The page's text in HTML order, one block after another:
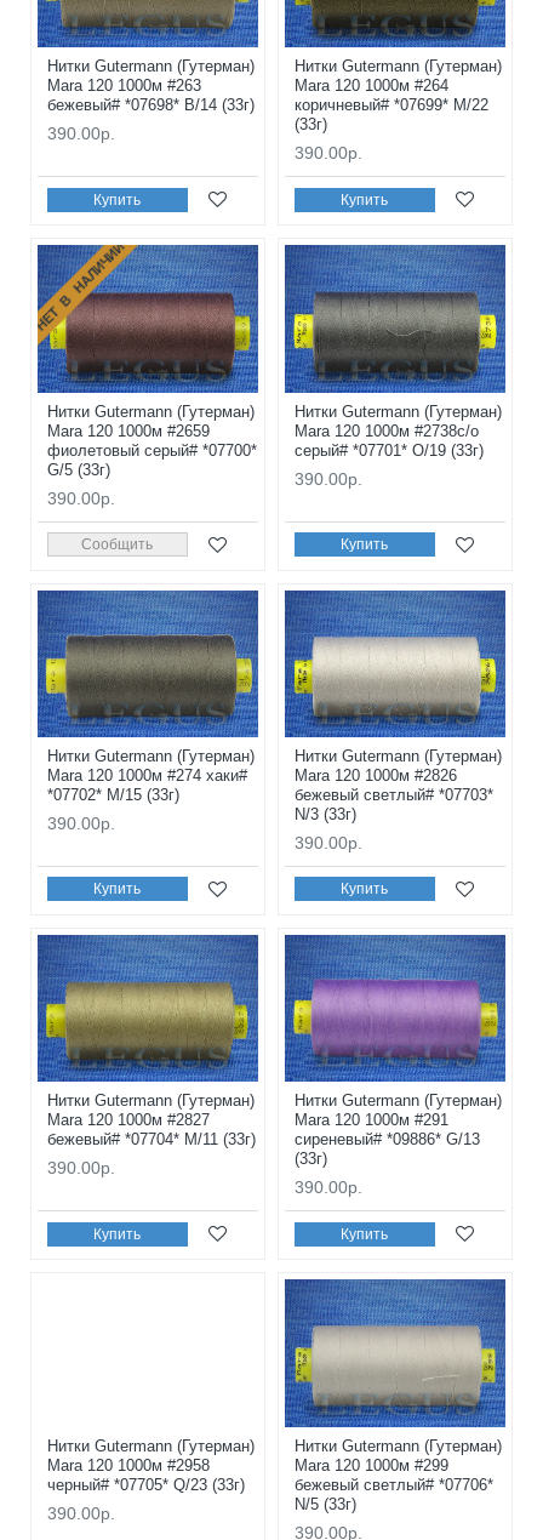
Нитки Gutermann (Гутерман)
Mara 120 1000м #263
бежевый# *07698* B/14 (33г)
390.00р.
Купить
Нитки Gutermann (Гутерман)
Mara 120 1000м #264
коричневый# *07699* M/22
(33г)
390.00р.
Купить
НЕТ В НАЛИЧИИ
Нитки Gutermann (Гутерман)
Mara 120 1000м #2659
фиолетовый серый# *07700*
G/5 (33г)
390.00р.
Сообщить
Нитки Gutermann (Гутерман)
Mara 120 1000м #2738с/о
серый# *07701* O/19 (33г)
390.00р.
Купить
Нитки Gutermann (Гутерман)
Mara 120 1000м #274 хаки#
*07702* M/15 (33г)
390.00р.
Купить
Нитки Gutermann (Гутерман)
Mara 120 1000м #2826
бежевый светлый# *07703*
N/3 (33г)
390.00р.
Купить
Нитки Gutermann (Гутерман)
Mara 120 1000м #2827
бежевый# *07704* M/11 (33г)
390.00р.
Купить
Нитки Gutermann (Гутерман)
Mara 120 1000м #291
сиреневый# *09886* G/13
(33г)
390.00р.
Купить
Нитки Gutermann (Гутерман)
Mara 120 1000м #2958
черный# *07705* Q/23 (33г)
390.00р.
Нитки Gutermann (Гутерман)
Mara 120 1000м #299
бежевый светлый# *07706*
N/5 (33г)
390.00р.